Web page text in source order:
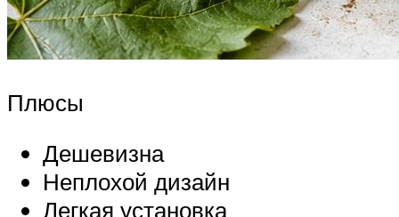
Плюсы
Дешевизна
Неплохой дизайн
Легкая установка